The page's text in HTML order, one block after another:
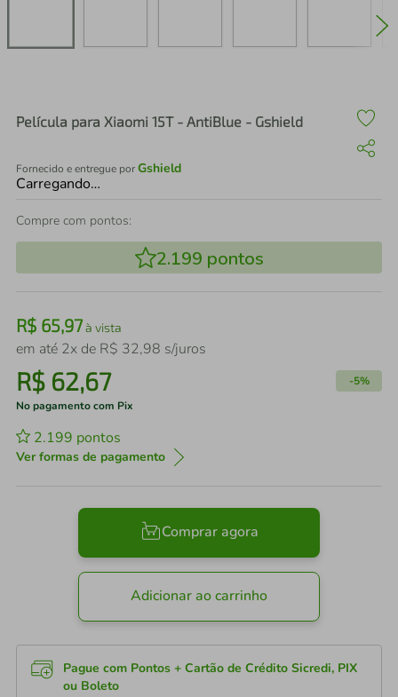
Película para Xiaomi 15T - AntiBlue - Gshield
Fornecido e entregue porGshield
Carregando…
Compre com pontos:
2.199 pontos
R$ 65,97à vista
em até 2x de R$ 32,98 s/juros
R$ 62,67 -5%
No pagamento com Pix
2.199 pontos
Ver formas de pagamento
Comprar agora
Adicionar ao carrinho
Pague com Pontos + Cartão de Crédito Sicredi, PIX
ou Boleto